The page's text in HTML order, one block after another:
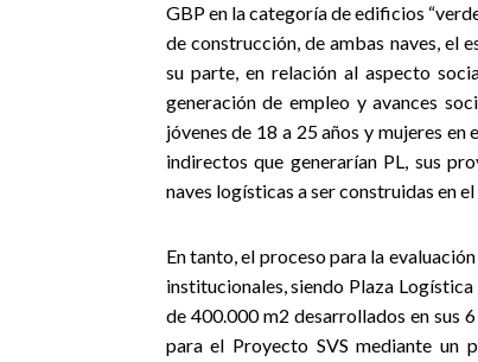
GBP en la categoría de edificios
de construcción, de ambas naves, el
su parte, en relación al aspecto
generación de empleo y avances
jóvenes de 18 a 25 años y mujeres
indirectos que generarían PL, sus
naves logísticas a ser construidas en
En tanto, el proceso para la
institucionales, siendo Plaza
de 400.000 m2 desarrollados en sus
para el Proyecto SVS mediante un